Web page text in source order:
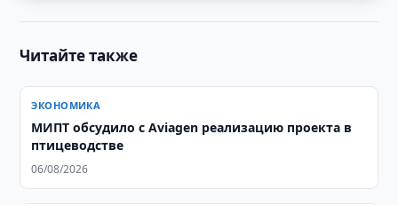
Читайте также
ЭКОНОМИКА
МИПТ обсудило с Aviagen реализацию проекта в
птицеводстве
06/08/2026